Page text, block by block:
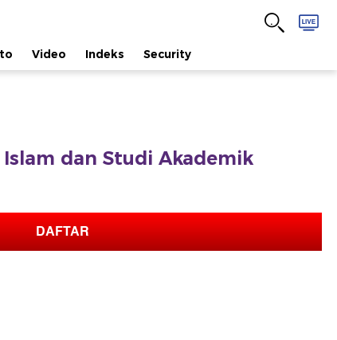
Video Indeks Security
dan Studi Akademik
DAFTAR